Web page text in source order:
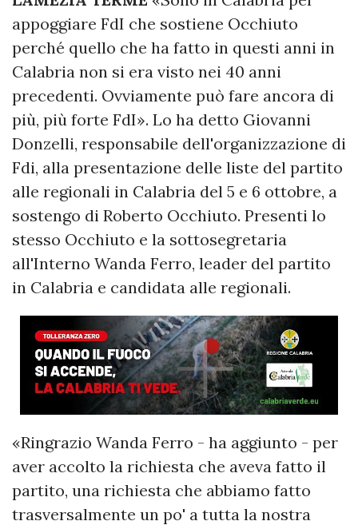
appoggiare FdI che sostiene Occhiuto
perché quello che ha fatto in questi anni in
Calabria non si era visto nei 40 anni
precedenti. Ovviamente può fare ancora di
più, più forte FdI». Lo ha detto Giovanni
Donzelli, responsabile dell'organizzazione di
Fdi, alla presentazione delle liste del partito
alle regionali in Calabria del 5 e 6 ottobre, a
sostengo di Roberto Occhiuto. Presenti lo
stesso Occhiuto e la sottosegretaria
all'Interno Wanda Ferro, leader del partito
in Calabria e candidata alle regionali.
«Ringrazio Wanda Ferro - ha aggiunto - per
aver accolto la richiesta che aveva fatto il
partito, una richiesta che abbiamo fatto
trasversalmente un po' a tutta la nostra